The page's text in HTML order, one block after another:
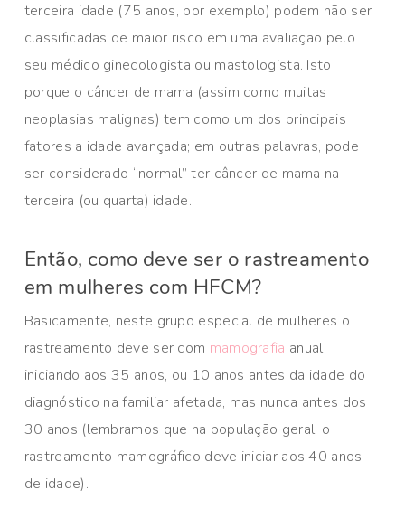
terceira idade (75 anos, por exemplo) podem não ser
classificadas de maior risco em uma avaliação pelo
seu médico ginecologista ou mastologista. Isto
porque o câncer de mama (assim como muitas
neoplasias malignas) tem como um dos principais
fatores a idade avançada; em outras palavras, pode
ser considerado “normal” ter câncer de mama na
terceira (ou quarta) idade.
Então, como deve ser o rastreamento
em mulheres com HFCM?
Basicamente, neste grupo especial de mulheres o
rastreamento deve ser com mamografia anual,
iniciando aos 35 anos, ou 10 anos antes da idade do
diagnóstico na familiar afetada, mas nunca antes dos
30 anos (lembramos que na população geral, o
rastreamento mamográfico deve iniciar aos 40 anos
de idade).